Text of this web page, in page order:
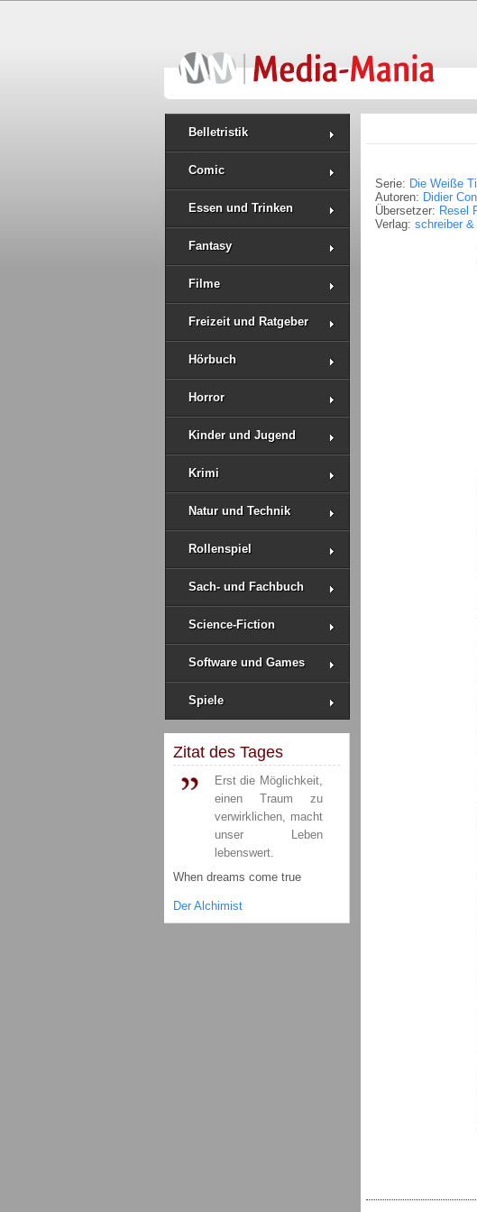
Belletristik
Comic
Essen und Trinken
Fantasy
Filme
Freizeit und Ratgeber
Hörbuch
Horror
Kinder und Jugend
Krimi
Natur und Technik
Rollenspiel
Sach- und Fachbuch
Science-Fiction
Software und Games
Spiele
Zitat des Tages
Erst die Möglichkeit,
einen Traum zu
verwirklichen, macht
unser Leben
lebenswert.
When dreams come true
Der Alchimist
Serie: Die Weiße
Autoren: Didier
Übersetzer: Resel
Verlag: schreiber &